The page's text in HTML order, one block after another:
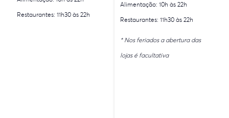
Restaurantes: 11h30 às 22h
Alimentação: 10h às 22h
Restaurantes: 11h30 às 22h
* Nos feriados a abertura das
lojas é facultativa